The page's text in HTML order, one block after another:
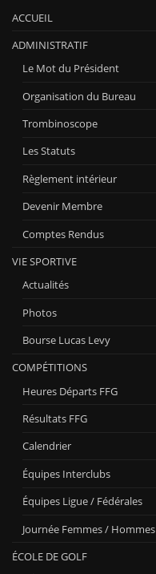
ACCUEIL
ADMINISTRATIF
Le Mot du Président
Organisation du Bureau
Trombinoscope
Les Statuts
Règlement intérieur
Devenir Membre
Comptes Rendus
VIE SPORTIVE
Actualités
Photos
Bourse Lucas Levy
COMPÉTITIONS
Heures Départs FFG
Résultats FFG
Calendrier
Équipes Interclubs
Équipes Ligue / Fédérales
Journée Femmes / Hommes
ÉCOLE DE GOLF